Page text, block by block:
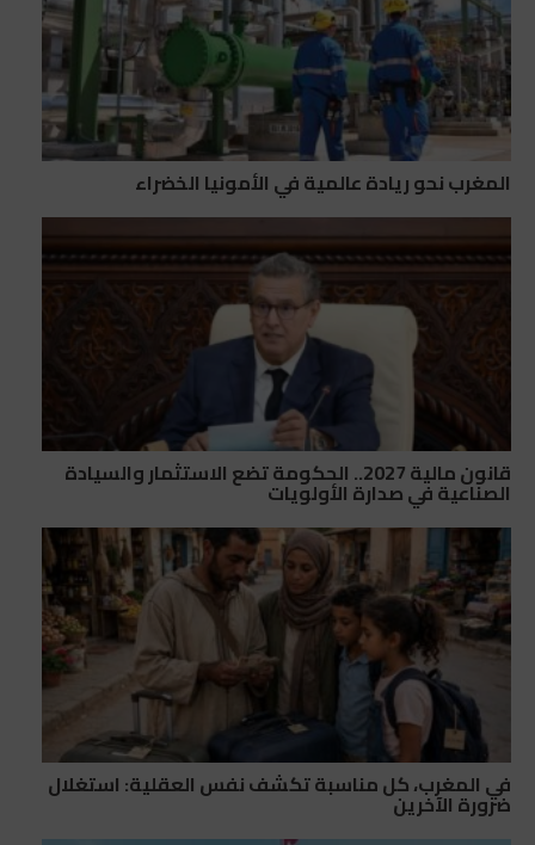
المغرب نحو ريادة عالمية في الأمونيا الخضراء
قانون مالية 2027.. الحكومة تضع الاستثمار والسيادة
الصناعية في صدارة الأولويات
في المغرب، كل مناسبة تكشف نفس العقلية: استغلال
ضرورة الآخرين